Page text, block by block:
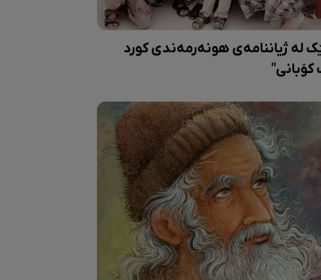
لە ژیاننامەی هونەرمەندی کورد
کۆبانی"